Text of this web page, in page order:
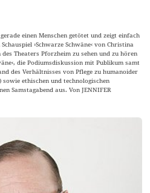
einen Menschen getötet und zeigt einfach
›Schwarze Schwäne‹ von Christina
Theaters Pforzheim zu sehen und zu hören
die Podiumsdiskussion mit Publikum samt
des Verhältnisses von Pflege zu humanoider
ethischen und technologischen
Samstagabend aus. Von JENNIFER